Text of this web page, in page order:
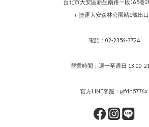
台北市大安區新生南路一段165巷
（ 捷運大安森林公園站1號出口
電話：02-2356-3724
營業時間：週一至週日 13:00-
官方LINE客服：@fdh5776x